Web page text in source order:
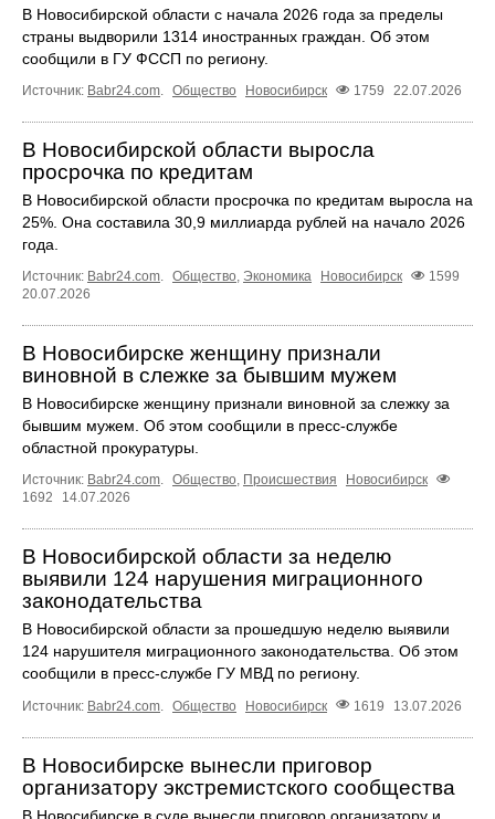
В Новосибирской области с начала 2026 года за пределы
страны выдворили 1314 иностранных граждан. Об этом
сообщили в ГУ ФССП по региону.
Источник: Babr24.com. Общество Новосибирск 1759 22.07.2026
В Новосибирской области выросла
просрочка по кредитам
В Новосибирской области просрочка по кредитам выросла на
25%. Она составила 30,9 миллиарда рублей на начало 2026
года.
Источник: Babr24.com. Общество, Экономика Новосибирск
1599
20.07.2026
В Новосибирске женщину признали
виновной в слежке за бывшим мужем
В Новосибирске женщину признали виновной за слежку за
бывшим мужем. Об этом сообщили в пресс-службе
областной прокуратуры.
Источник: Babr24.com. Общество, Происшествия
Новосибирск
1692
14.07.2026
В Новосибирской области за неделю
выявили 124 нарушения миграционного
законодательства
В Новосибирской области за прошедшую неделю выявили
124 нарушителя миграционного законодательства. Об этом
сообщили в пресс-службе ГУ МВД по региону.
Источник: Babr24.com Общество Новосибирск 1619 13.07.2026
В Новосибирске вынесли приговор
организатору экстремистского сообщества
В Новосибирске в суде вынесли приговор организатору и